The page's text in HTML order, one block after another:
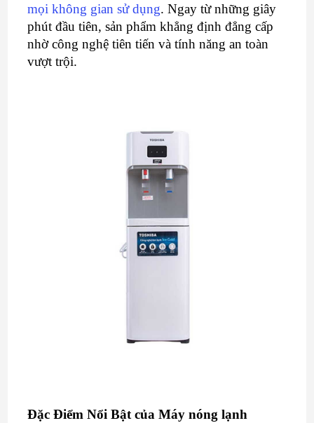
mọi không gian sử dụng. Ngay từ những giây
phút đầu tiên, sản phẩm khẳng định đẳng cấp
nhờ công nghệ tiên tiến và tính năng an toàn
vượt trội.
Đặc Điểm Nổi Bật của Máy nóng lạnh